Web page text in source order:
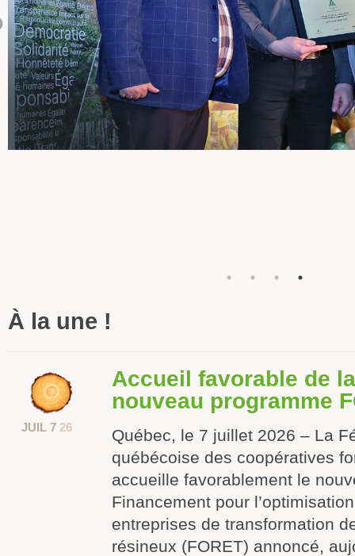
À la une !
JUIL 7 26
Accueil favorable de
nouveau programme
Québec, le 7 juillet 2026 – La
québécoise des coopératives
accueille favorablement le
Financement pour
entreprises de transformation
résineux (FORET) annoncé,